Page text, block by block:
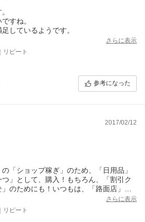
すね。
しているようです。
さらに表示
リピート
参考になった
2017/02/12
の「ショップ稼ぎ」のため、「日用品」
」として、購入！もちろん、「割引ク
のためにも！いつもは、「路面店」で
錠」は、ウチの親のお気に入り！
「108錠」の大容量(！)が嬉しい！です。
さらに表示
リピート